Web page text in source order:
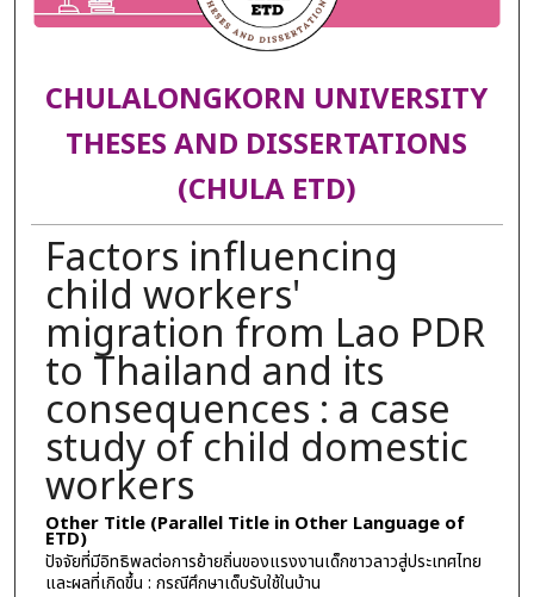
CHULALONGKORN UNIVERSITY
THESES AND DISSERTATIONS
(CHULA ETD)
Factors influencing
child workers'
migration from Lao PDR
to Thailand and its
consequences : a case
study of child domestic
workers
Other Title (Parallel Title in Other Language of
ETD)
ปัจจัยที่มีอิทธิพลต่อการย้ายถิ่นของแรงงานเด็กชาวลาวสู่ประเทศไทย
และผลที่เกิดขึ้น : กรณีศึกษาเด็บรับใช้ในบ้าน